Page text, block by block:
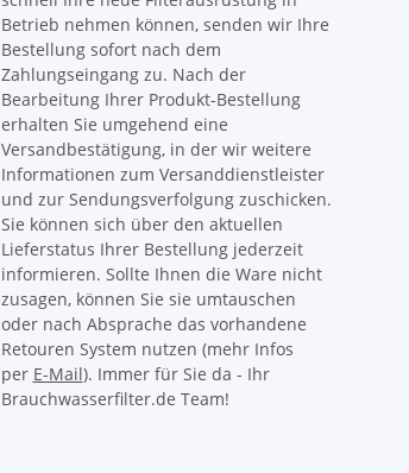
Betrieb nehmen können, senden wir Ihre
Bestellung sofort nach dem
Zahlungseingang zu. Nach der
Bearbeitung Ihrer Produkt-Bestellung
erhalten Sie umgehend eine
Versandbestätigung, in der wir weitere
Informationen zum Versanddienstleister
und zur Sendungsverfolgung zuschicken.
Sie können sich über den aktuellen
Lieferstatus Ihrer Bestellung jederzeit
informieren. Sollte Ihnen die Ware nicht
zusagen, können Sie sie umtauschen
oder nach Absprache das vorhandene
Retouren System nutzen (mehr Infos
per E-Mail). Immer für Sie da - Ihr
Brauchwasserfilter.de Team!